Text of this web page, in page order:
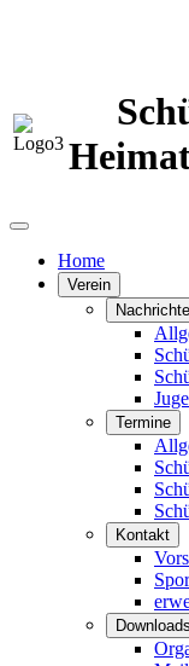
Home
Verein
Termine
Kontakt
Downloads